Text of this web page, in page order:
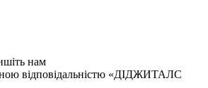
нам
відповідальністю «ДІДЖИТАЛС